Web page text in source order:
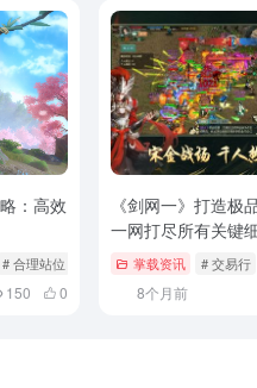
：高效
# 合理站位 # 团队默契
150 0
《剑网一》打造极
一网打尽所有关键
掌载资讯 # 交易行
8个月前